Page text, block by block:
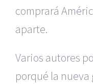
comprará
aparte.
Varios autores
porqué la